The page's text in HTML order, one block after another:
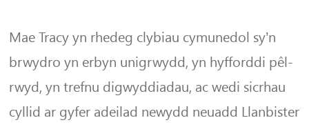
Mae Tracy yn rhedeg clybiau cymunedol sy’n
brwydro yn erbyn unigrwydd, yn hyfforddi pêl-
rwyd, yn trefnu digwyddiadau, ac wedi sicrhau
cyllid ar gyfer adeilad newydd neuadd Llanbister